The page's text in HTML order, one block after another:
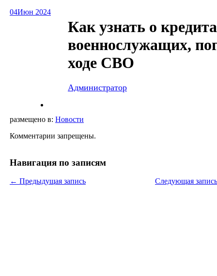
04Июн 2024
Как узнать о
военнослужащих,
ходе СВО
Администратор
размещено в: Новости
Комментарии запрещены.
Навигация по записям
← Предыдущая запись Следующая